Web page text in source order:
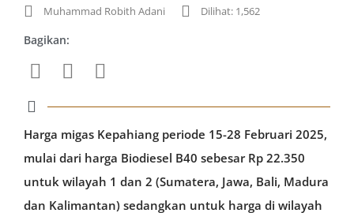
Muhammad Robith Adani
Dilihat: 1,562
Bagikan:
Harga migas Kepahiang periode 15-28 Februari 2025,
mulai dari harga Biodiesel B40 sebesar Rp 22.350
untuk wilayah 1 dan 2 (Sumatera, Jawa, Bali, Madura
dan Kalimantan) sedangkan untuk harga di wilayah